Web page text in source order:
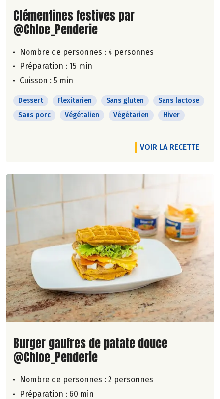
Lire la suite de la recette
Clémentines festives par
@Chloe_Penderie
Nombre de personnes : 4 personnes
Préparation : 15 min
Cuisson : 5 min
Dessert Flexitarien Sans gluten
Sans lactose
Sans porc
Végétalien Végétarien Hiver
VOIR LA RECETTE
Lire la suite de la recette
Burger gaufres de patate douce
@Chloe_Penderie
Nombre de personnes : 2 personnes
Préparation : 60 min